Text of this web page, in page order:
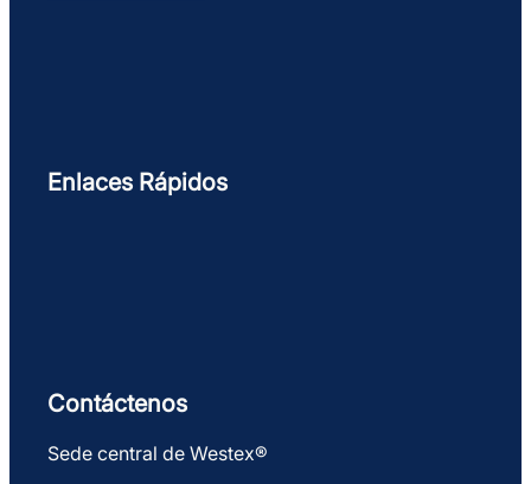
Enlaces Rápidos
Contáctenos
Sede central de Westex®